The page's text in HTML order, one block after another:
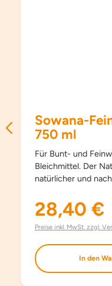
Sowana-
750 ml
Für Bunt- und
Bleichmittel. Der Natur zuliebe auf Basis
natürlicher und
schonend und sanft,
Kleidungsstücke länger
erforderlich,
auch bestens für die Handwäsche geeignet. Mit
modernsten
Regulärer Preis:
28,40 €
Preise inkl. MwSt. zzgl.
In den